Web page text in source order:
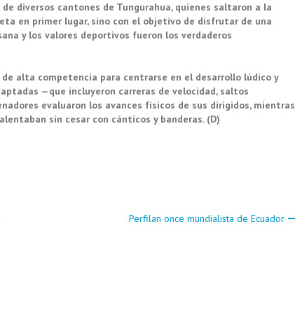
diversos cantones de Tungurahua, quienes saltaron a la
en primer lugar, sino con el objetivo de disfrutar de una
y los valores deportivos fueron los verdaderos
alta competencia para centrarse en el desarrollo lúdico y
—que incluyeron carreras de velocidad, saltos
evaluaron los avances físicos de sus dirigidos, mientras
sin cesar con cánticos y banderas. (D)
Perfilan once mundialista de Ecuador